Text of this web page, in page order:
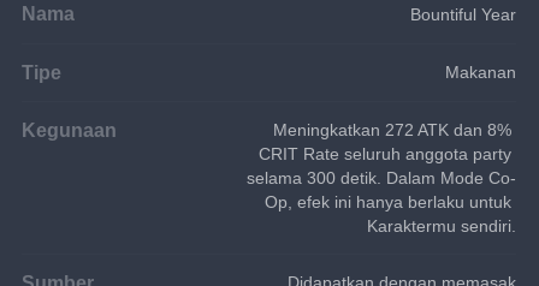
Nama Bountiful Year
Tipe Makanan
Kegunaan
Meningkatkan 272 ATK dan 8%
CRIT Rate seluruh anggota party
selama 300 detik. Dalam Mode Co-
Op, efek ini hanya berlaku untuk
Karaktermu sendiri.